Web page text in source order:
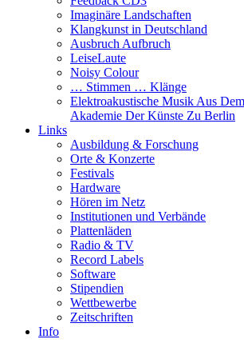
Imaginäre Landschaften
Klangkunst in Deutschland
Ausbruch Aufbruch
LeiseLaute
Noisy Colour
… Stimmen … Klänge
Elektroakustische Musik Aus
Akademie Der Künste Zu Berlin
Links
Ausbildung & Forschung
Orte & Konzerte
Festivals
Hardware
Hören im Netz
Institutionen und Verbände
Plattenläden
Radio & TV
Record Labels
Software
Stipendien
Wettbewerbe
Zeitschriften
Info